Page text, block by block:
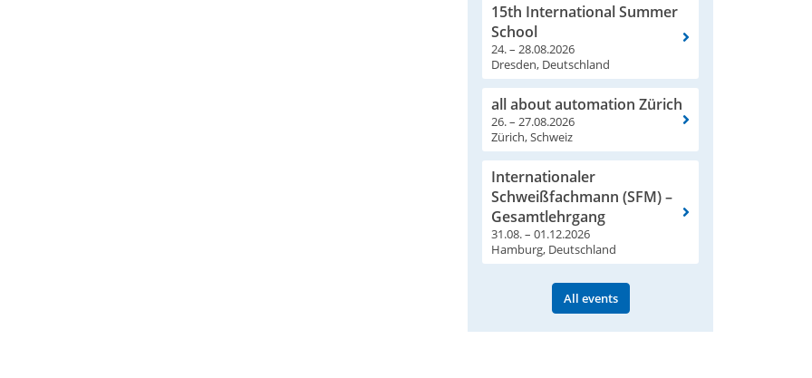
15th International Summer
School
24. – 28.08.2026
Dresden, Deutschland
all about automation Zürich
26. – 27.08.2026
Zürich, Schweiz
Internationaler
Schweißfachmann (SFM) –
Gesamtlehrgang
31.08. – 01.12.2026
Hamburg, Deutschland
All events